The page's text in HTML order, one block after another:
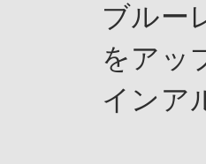
ブルー
をアッ
インア